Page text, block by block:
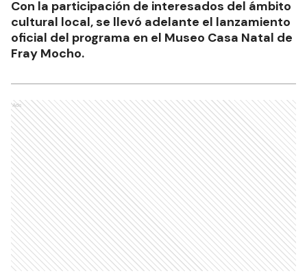
Con la participación de interesados del ámbito
cultural local, se llevó adelante el lanzamiento
oficial del programa en el Museo Casa Natal de
Fray Mocho.
Ads